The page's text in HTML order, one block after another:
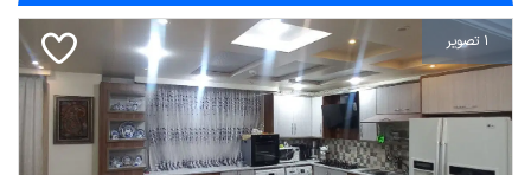
1 تصویر